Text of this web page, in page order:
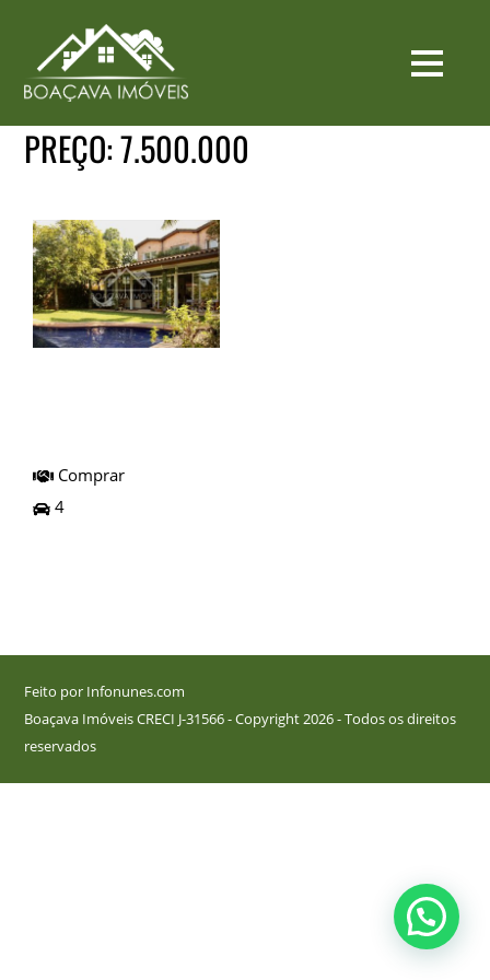
PREÇO:7.500.000
Comprar
4
Feito por Infonunes.com
Boaçava Imóveis CRECI J-31566 - Copyright 2026 - Todos os direitos
reservados